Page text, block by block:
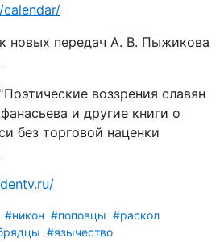
новых передач А. В. Пыжикова
воззрения славян
и другие книги о
без торговой наценки
#никон #поповцы #раскол
#язычество